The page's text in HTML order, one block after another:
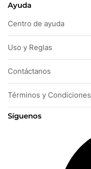
Ayuda
Centro de ayuda
Uso y Reglas
Contáctanos
Términos y Condiciones
Síguenos